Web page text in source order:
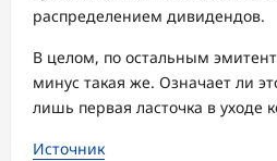
распределением дивидендов.
В целом, по остальным
минус такая же. Означает ли
лишь первая ласточка в уходе
Источник